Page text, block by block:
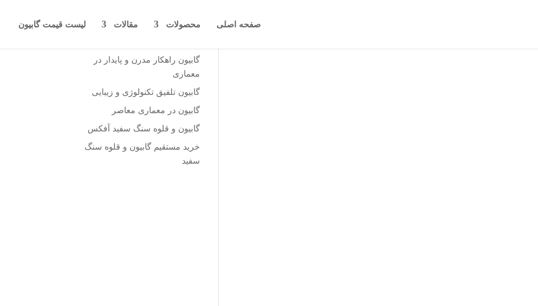
صفحه اصلی محصولات مقالات لیست قیمت گابیون
گابیون راهکار مدرن و پایدار در
معماری
گابیون تلفیق تکنولوژی و زیبایی
گابیون در معماری معاصر
گابیون و قلوه سنگ سفید آفکس
خرید مستقیم گابیون و قلوه سنگ
سفید